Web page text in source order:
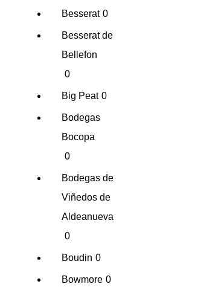
Besserat 0
Besserat de
Bellefon
0
Big Peat 0
Bodegas
Bocopa
0
Bodegas de
Viñedos de
Aldeanueva
0
Boudin 0
Bowmore 0